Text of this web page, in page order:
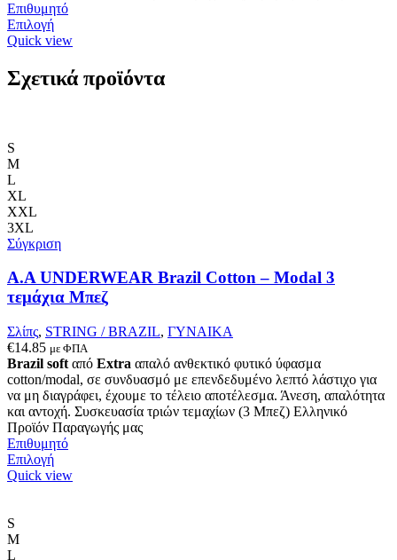
Επιθυμητό
ΕπιλογήΑυτό
το
έχει
πολλαπλές
προϊόντος
Quick view
Σχετικά προϊόντα
S
M
L
XL
XXL
3XL
Σύγκριση
A.A UNDERWEAR Brazil Cotton – Modal 3
τεμάχια Μπεζ
Σλίπς, STRING / BRAZIL, ΓΥΝΑΙΚΑ
€14.85 με ΦΠΑ
Brazil soft από Extra απαλό ανθεκτικό φυτικό ύφασμα
cotton/modal, σε συνδυασμό με επενδεδυμένο λεπτό λάστιχο για
να μη διαγράφει, έχουμε το τέλειο αποτέλεσμα. Άνεση, απαλότητα
και αντοχή. Συσκευασία τριών τεμαχίων (3 Μπεζ) Ελληνικό
Προϊόν Παραγωγής μας
Επιθυμητό
ΕπιλογήΑυτό
το
Quick view
S
M
L